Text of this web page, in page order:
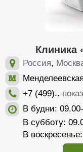
Клиника
Россия,
Менделеевская
+7 (499)..
В будни:
В субботу:
В